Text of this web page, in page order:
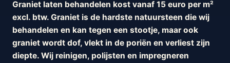
Graniet laten behandelen kost vanaf 15 euro per m²
excl. btw. Graniet is de hardste natuursteen die wij
behandelen en kan tegen een stootje, maar ook
graniet wordt dof, vlekt in de poriën en verliest zijn
diepte. Wij reinigen, polijsten en impregneren